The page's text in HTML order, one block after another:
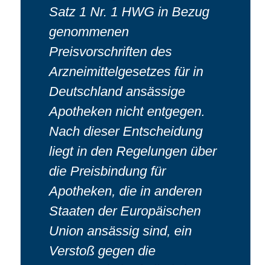
Satz 1 Nr. 1 HWG in Bezug
genommenen
Preisvorschriften des
Arzneimittelgesetzes für in
Deutschland ansässige
Apotheken nicht entgegen.
Nach dieser Entscheidung
liegt in den Regelungen über
die Preisbindung für
Apotheken, die in anderen
Staaten der Europäischen
Union ansässig sind, ein
Verstoß gegen die